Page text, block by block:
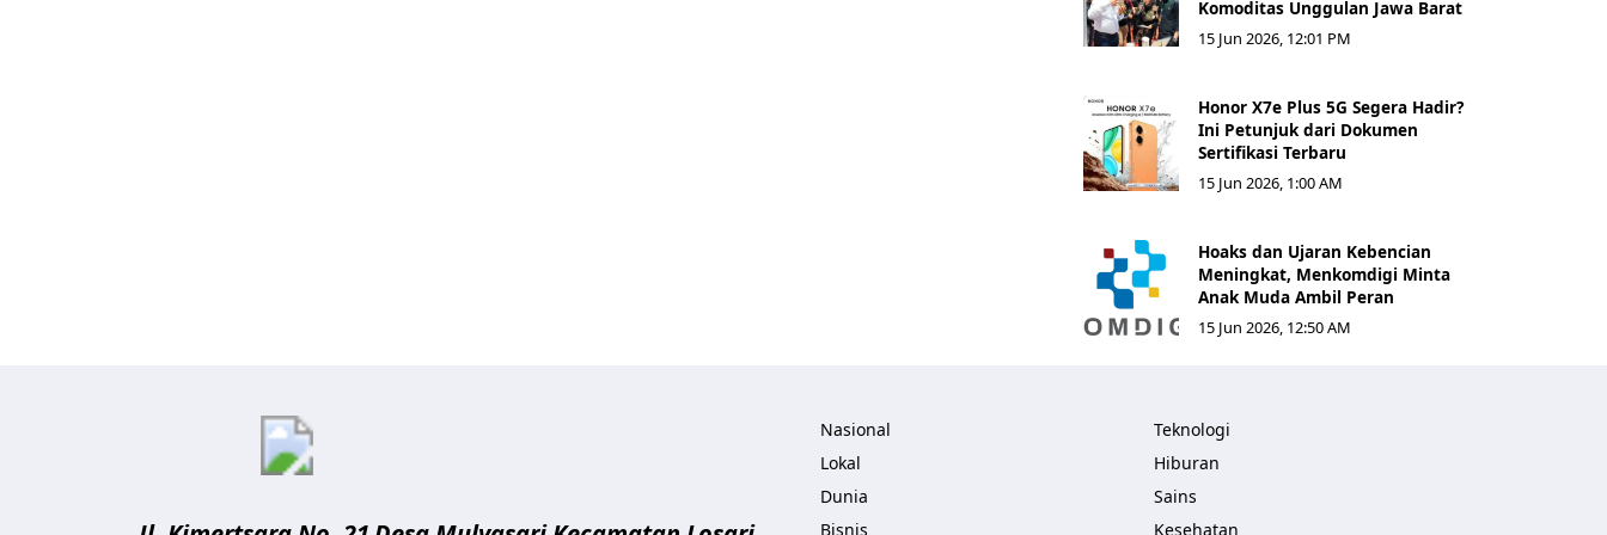
Komoditas Unggulan Jawa Barat
15 Jun 2026, 12:01 PM
Honor X7e Plus 5G Segera Hadir?
Ini Petunjuk dari Dokumen
Sertifikasi Terbaru
15 Jun 2026, 1:00 AM
Hoaks dan Ujaran Kebencian
Meningkat, Menkomdigi Minta
Anak Muda Ambil Peran
15 Jun 2026, 12:50 AM
Nasional
Lokal
Dunia
Bisnis
Teknologi
Hiburan
Sains
Kesehatan